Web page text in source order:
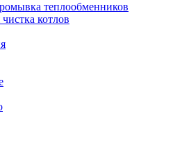
теплообменников
котлов